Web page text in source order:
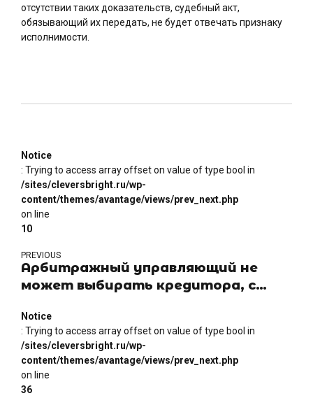
отсутствии таких доказательств, судебный акт,
обязывающий их передать, не будет отвечать признаку
исполнимости.
Notice
: Trying to access array offset on value of type bool in
/sites/cleversbright.ru/wp-
content/themes/avantage/views/prev_next.php
on line
10
PREVIOUS
Арбитражный управляющий не
может выбирать кредитора, с
расходы по делу о банкротстве
Notice
: Trying to access array offset on value of type bool in
/sites/cleversbright.ru/wp-
content/themes/avantage/views/prev_next.php
on line
36